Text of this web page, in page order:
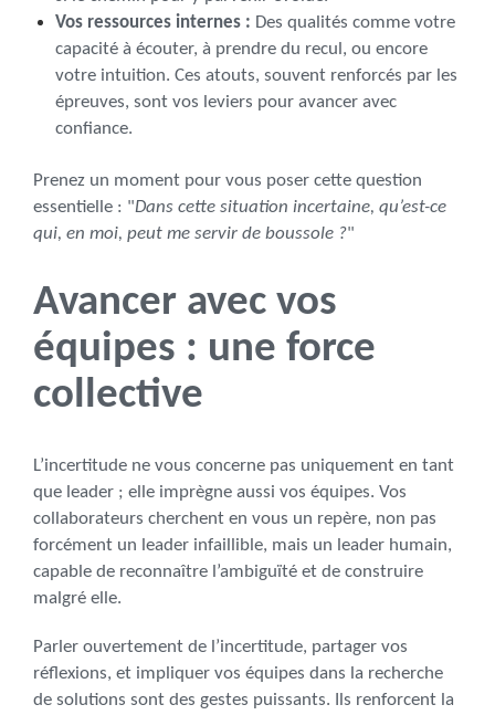
Vos ressources internes : Des qualités comme votre
capacité à écouter, à prendre du recul, ou encore
votre intuition. Ces atouts, souvent renforcés par les
épreuves, sont vos leviers pour avancer avec
confiance.
Prenez un moment pour vous poser cette question
essentielle : "Dans cette situation incertaine, qu’est-ce
qui, en moi, peut me servir de boussole ?"
Avancer avec vos
équipes : une force
collective
L’incertitude ne vous concerne pas uniquement en tant
que leader ; elle imprègne aussi vos équipes. Vos
collaborateurs cherchent en vous un repère, non pas
forcément un leader infaillible, mais un leader humain,
capable de reconnaître l’ambiguïté et de construire
malgré elle.
Parler ouvertement de l’incertitude, partager vos
réflexions, et impliquer vos équipes dans la recherche
de solutions sont des gestes puissants. Ils renforcent la